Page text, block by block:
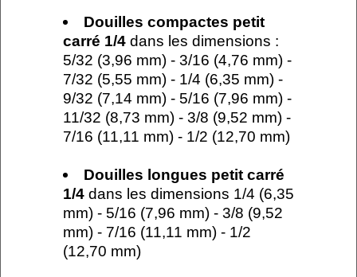
Douilles compactes petit
carré 1/4 dans les dimensions :
5/32 (3,96 mm) - 3/16 (4,76 mm) -
7/32 (5,55 mm) - 1/4 (6,35 mm) -
9/32 (7,14 mm) - 5/16 (7,96 mm) -
11/32 (8,73 mm) - 3/8 (9,52 mm) -
7/16 (11,11 mm) - 1/2 (12,70 mm)
Douilles longues petit carré
1/4 dans les dimensions 1/4 (6,35
mm) - 5/16 (7,96 mm) - 3/8 (9,52
mm) - 7/16 (11,11 mm) - 1/2
(12,70 mm)